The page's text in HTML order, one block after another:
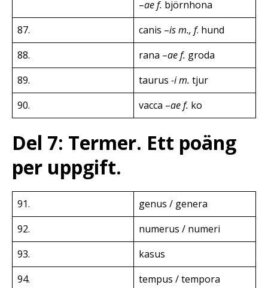
–ae f. björnhona
87.
canis –is m., f. hund
88.
rana –ae f. groda
89.
taurus -i m. tjur
90.
vacca –ae f. ko
Del 7: Termer. Ett poäng
per uppgift.
91.
genus / genera
92.
numerus / numeri
93.
kasus
94.
tempus / tempora